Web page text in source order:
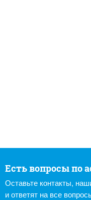
Есть вопросы по
Оставьте контакты,
и ответят на все